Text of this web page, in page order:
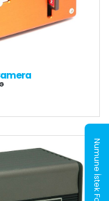
Numune İstek Formu